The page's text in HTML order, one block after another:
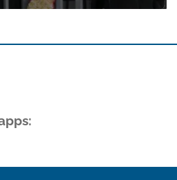
a nuestro boletín.
ACEPTAR